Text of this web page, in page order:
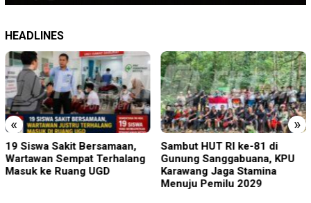
HEADLINES
« »
19 Siswa Sakit Bersamaan,
Wartawan Sempat Terhalang
Masuk ke Ruang UGD
Sambut HUT RI ke-81 di
Gunung Sanggabuana, KPU
Karawang Jaga Stamina
Menuju Pemilu 2029